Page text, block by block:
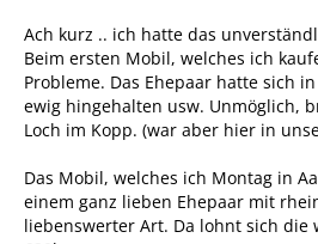
Ach kurz .. ich hatte das
Beim ersten Mobil, welches ich
Probleme. Das Ehepaar hatte sich
ewig hingehalten usw. Unmöglich,
Loch im Kopp. (war aber hier in
Das Mobil, welches ich Montag in
einem ganz lieben Ehepaar mit
liebenswerter Art. Da lohnt sich die